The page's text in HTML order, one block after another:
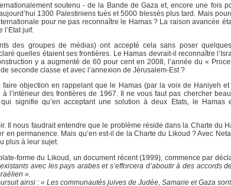
soutenu - de la Bande de Gaza et, encore une fois
1300 Palestiniens tués et 5000 blessés plus tard. Mais
pour ne pas reconnaître le Hamas ? La raison avancée
juif.
des groupes de médias) ont accepté cela sans poser
quelles étaient ses frontières. Le Hamas devrait-il reconnaître
y a augmenté de 60 pour cent en 2008, l’année du «
seconde classe et avec l’annexion de Jérusalem-Est ?
objection en rappelant que le Hamas (par la voix de Haniyeh
l’intérieur des frontières de 1967. Il ne vous faut pas chercher
signifie qu’en acceptant une solution à deux Etats, le Hamas
Il nous faudrait entendre que le problème réside dans la Charte du
en permanence. Mais qu’en est-il de la Charte du Likoud ? Avec
plus à leur sujet.
forme du Likoud, un document récent (1999), commence par
avec les pays arabes et s’efforcera d’aboutir à des accords
».
ainsi : « Les communautés juives de Judée, Samarie et Gaza